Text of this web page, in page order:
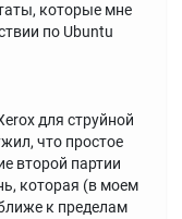
которые мне
по Ubuntu
для струйной
что простое
второй партии
которая (в моем
к пределам